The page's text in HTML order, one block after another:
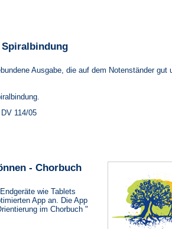
Ausgabe, die auf dem Notenständer gut
114/05
- Chorbuch
wie Tablets
App an. Die App
im Chorbuch "